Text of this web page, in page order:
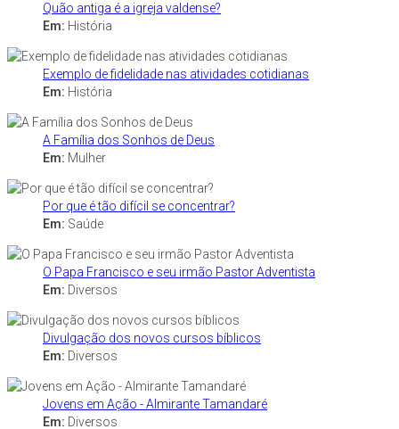
Quão antiga é a igreja valdense?
Em: História
Exemplo de fidelidade nas atividades cotidianas
Em: História
A Família dos Sonhos de Deus
Em: Mulher
Por que é tão difícil se concentrar?
Em: Saúde
O Papa Francisco e seu irmão Pastor Adventista
Em: Diversos
Divulgação dos novos cursos bíblicos
Em: Diversos
Jovens em Ação - Almirante Tamandaré
Em: Diversos